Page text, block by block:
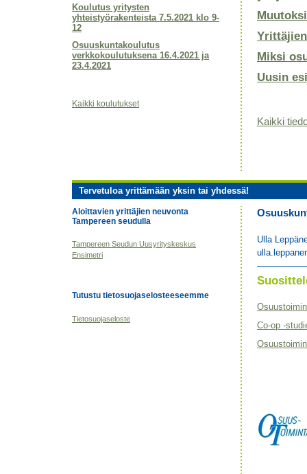
Koulutus yritysten
yhteistyörakenteista 7.5.2021 klo 9-
12
Osuuskuntakoulutus
verkkokoulutuksena 16.4.2021 ja
23.4.2021
Kaikki koulutukset
Miksi
Uusin
Kaikki
Tervetuloa yrittämään yksin tai yhdessä!
Aloittavien yrittäjien neuvonta
Tampereen seudulla
Tampereen Seudun Uusyrityskeskus
Ensimetri
Tutustu tietosuojaselosteeseemme
Tietosuojaseloste
Ulla
Co-op -